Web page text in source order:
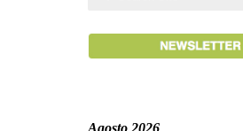
Agosto 2026